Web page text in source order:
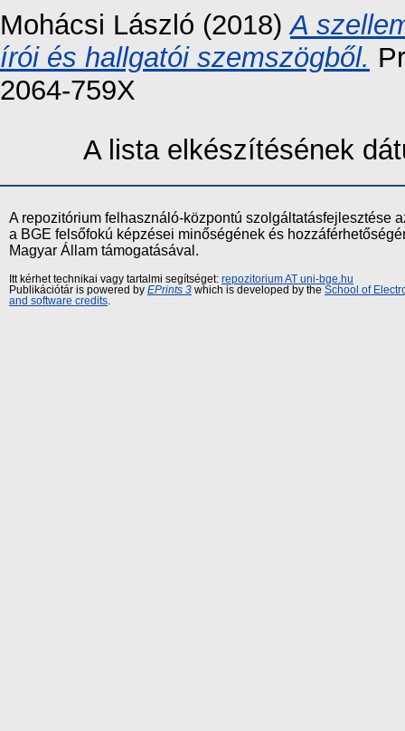
Mohácsi László (2018)A
írói és hallgatói szemszögből.
2064-759X
A lista elkészítésének
A repozitórium felhasználó-központú szolgáltatásfejlesztése
a BGE felsőfokú képzései minőségének és
Magyar Állam támogatásával.
Itt kérhet technikai vagy tartalmi segítséget: repozitorium AT uni-bge.hu
Publikációtár is powered by EPrints 3 which is developed by the School of
and software credits